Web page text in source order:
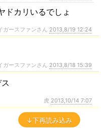
ドカリいるでしょ
ースファンさん 2013,8/19 12:24
ースファンさん 2013,8/18 15:39
虎 2013,10/14 7:07
↓下再読み込み